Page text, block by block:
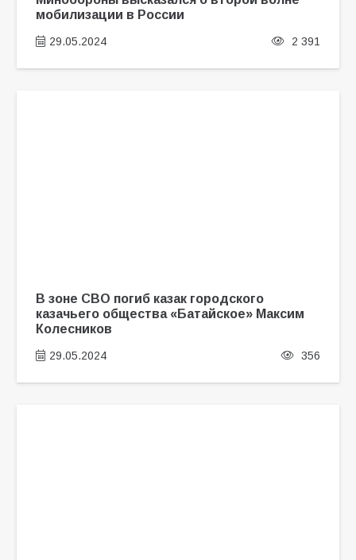
мобилизации в России
29.05.2024 2 391
В зоне СВО погиб казак городского
казачьего общества «Батайское» Максим
Колесников
29.05.2024 356